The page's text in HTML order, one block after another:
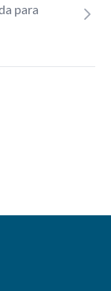
para